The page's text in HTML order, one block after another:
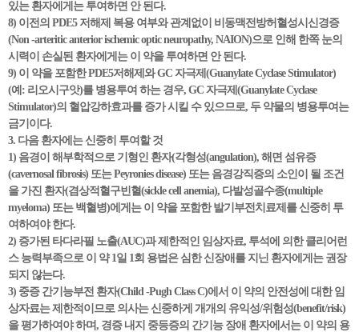
있는 환자에게는 투여하면 안 된다.
8) 이전의 PDE5 저해제 복용 여부와 관계없이 비동맥전방허혈성시신경증
(Non -arteritic anterior ischemic optic neuropathy, NAION)으로 인해 한쪽 눈의
시력이 손실된 환자에게는 이 약을 투여하면 안 된다.
9) 이 약을 포함한 PDE5저해제와 GC 자극제(Guanylate Cyclase Stimulator)
(예: 리오시구앗)를 병용투여 하는 경우, GC 자극제(Guanylate Cyclase
Stimulator)의 혈압강하효과를 증가 시킬 수 있으므로, 두 약물의 병용투여는
금기이다.
3. 다음 환자에는 신중히 투여할 것
1) 음경이 해부학적으로 기형인 환자(각형성(angulation), 해면 섬유증
(cavernosal fibrosis) 또는 Peyronies disease) 또는 음경강직증의 소인이 될 조건
을 가진 환자(겸상적혈구빈혈(sickle cell anemia), 다발성골수종(multiple
myeloma) 또는 백혈병)에게는 이 약을 포함한 발기부전치료제를 신중히 투
여하여야 한다.
2) 증가된 타다라필 노출(AUC)과 제한적인 임상자료, 투석에 의한 클리어런
스 능력부족으로 이 약 1일 1회 용법은 심한 신장애를 지닌 환자에게는 권장
되지 않는다.
3) 중증 간기능부전 환자(Child -Pugh Class C)에서 이 약의 안전성에 대한 임
상자료는 제한적이므로 의사는 신중하게 개개의 유익성/위험성(benefit/risk)
을 평가하여야 하며, 경증 내지 중등증의 간기능 장애 환자에서는 이 약의 용